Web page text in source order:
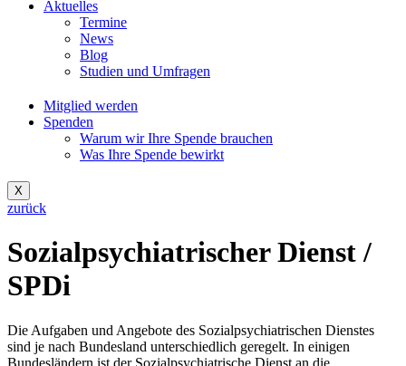
Aktuelles
Termine
News
Blog
Studien und Umfragen
Mitglied werden
Spenden
Warum wir Ihre Spende brauchen
Was Ihre Spende bewirkt
X
zurück
Sozialpsychiatrischer Dienst /
SPDi
Die Aufgaben und Angebote des Sozialpsychiatrischen Dienstes
sind je nach Bundesland unterschiedlich geregelt. In einigen
Bundesländern ist der Sozialpsychiatrische Dienst an die